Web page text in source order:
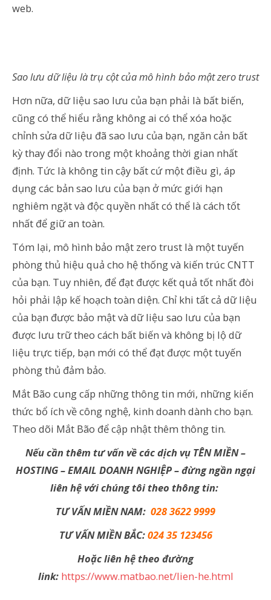
web.
Sao lưu dữ liệu là trụ cột của mô hình bảo mật zero trust
Hơn nữa, dữ liệu sao lưu của bạn phải là bất biến,
cũng có thể hiểu rằng không ai có thể xóa hoặc
chỉnh sửa dữ liệu đã sao lưu của bạn, ngăn cản bất
kỳ thay đổi nào trong một khoảng thời gian nhất
định. Tức là không tin cậy bất cứ một điều gì, áp
dụng các bản sao lưu của bạn ở mức giới hạn
nghiêm ngặt và độc quyền nhất có thể là cách tốt
nhất để giữ an toàn.
Tóm lại, mô hình bảo mật zero trust là một tuyến
phòng thủ hiệu quả cho hệ thống và kiến ​​trúc CNTT
của bạn. Tuy nhiên, để đạt được kết quả tốt nhất đòi
hỏi phải lập kế hoạch toàn diện. Chỉ khi tất cả dữ liệu
của bạn được bảo mật và dữ liệu sao lưu của bạn
được lưu trữ theo cách bất biến và không bị lộ dữ
liệu trực tiếp, bạn mới có thể đạt được một tuyến
phòng thủ đảm bảo.
Mắt Bão cung cấp những thông tin mới, những kiến
thức bổ ích về công nghệ, kinh doanh dành cho bạn.
Theo dõi Mắt Bão để cập nhật thêm thông tin.
Nếu cần thêm tư vấn về các dịch vụ TÊN MIỀN –
HOSTING – EMAIL DOANH NGHIỆP – đừng ngần ngại
liên hệ với chúng tôi theo thông tin:
TƯ VẤN MIỀN NAM: 028 3622 9999
TƯ VẤN MIỀN BẮC:024 35 123456
Hoặc liên hệ theo đường
link: https://www.matbao.net/lien-he.html